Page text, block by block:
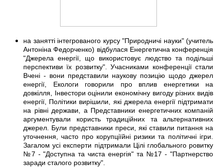
на занятті інтегрованого курсу "Природничі науки" (учитель
Антоніна Федорченко) відбулася Енергетична конференція
"Джерела енергії, що використовує людство та подільші
перспективи їх розвитку". Учасниками конференції стали
Вчені - вони представили наукову позицію щодо джерел
енергії, Екологи говорили про вплив енергетики на
довкілля, Інвестори оцінили економічну вигоду різних видів
енергії, Політики вирішили, які джерела енергії підтримати
на рівні держави, а Представники енергетичних компаній
аргументували користь традиційних та альтернативних
джерел. Були представники преси, які ставили питання на
уточнення, часто про корупціїйні ризики та політичні ігри.
Загалом усі експерти підтримали Цілі глобального ровитку
№7 - "Доступна та чиста енергія" та №17 - "Партнерство
заради сталого розвитку".